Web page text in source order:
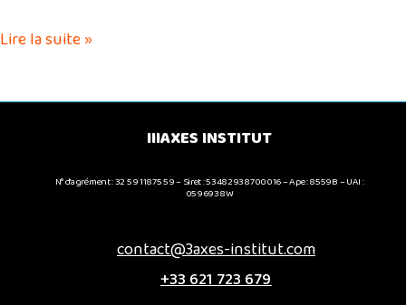
Lire la suite »
IIIAXES INSTITUT
N° d’agrément : 32 59 11875 59 – Siret : 53482938700016 – Ape : 8559B – UAI :
0596938W
contact@3axes-institut.com
+33 621 723 679